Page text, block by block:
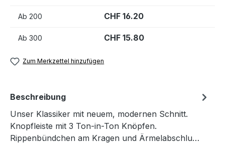
Ab 200 CHF 16.20
Ab 300 CHF 15.80
Zum Merkzettel hinzufügen
Beschreibung
Unser Klassiker mit neuem, modernen Schnitt.
Knopfleiste mit 3 Ton-in-Ton Knöpfen.
Rippenbündchen am Kragen und Ärmelabschlu…